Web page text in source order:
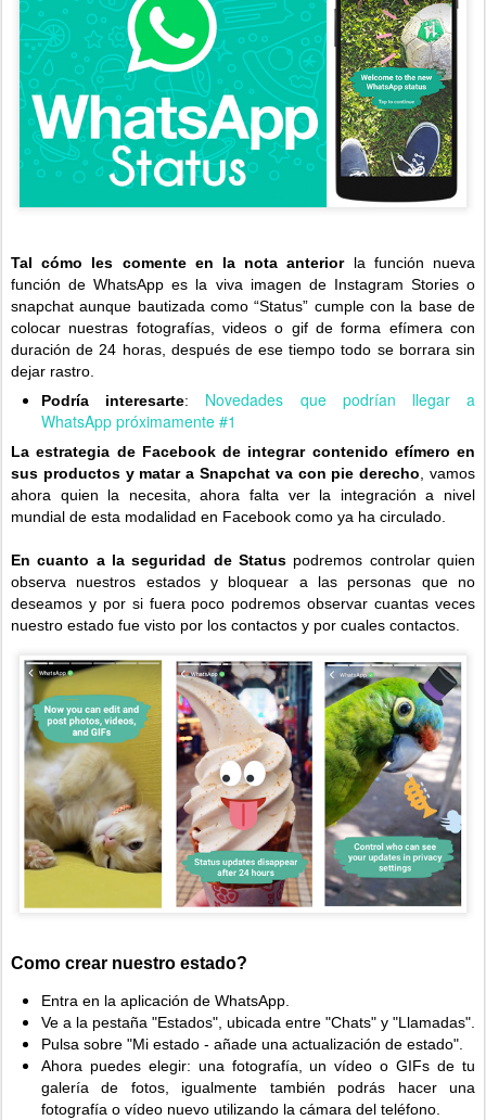
Tal cómo les comente en la nota anteriorla función nueva
función de WhatsApp es la viva imagen de Instagram Stories o
snapchat aunque bautizada como “Status” cumple con la base de
colocar nuestras fotografías, videos o gif de forma efímera con
duración de 24 horas, después de ese tiempo todo se borrara sin
dejar rastro.
Podría interesarte: Novedades que podrían llegar a
WhatsApp próximamente #1
La estrategia de Facebook de integrar contenido efímero en
sus productos y matar a Snapchat va con pie derecho, vamos
ahora quien la necesita, ahora falta ver la integración a nivel
mundial de esta modalidad en Facebook como ya ha circulado.
En cuanto a la seguridad de Status podremos controlar quien
observa nuestros estados y bloquear a las personas que no
deseamos y por si fuera poco podremos observar cuantas veces
nuestro estado fue visto por los contactos y por cuales contactos.
Como crear nuestro estado?
Entra en la aplicación de WhatsApp.
Ve a la pestaña "Estados", ubicada entre "Chats" y "Llamadas".
Pulsa sobre "Mi estado - añade una actualización de estado".
Ahora puedes elegir: una fotografía, un vídeo o GIFs de tu
galería de fotos, igualmente también podrás hacer una
fotografía o vídeo nuevo utilizando la cámara del teléfono.